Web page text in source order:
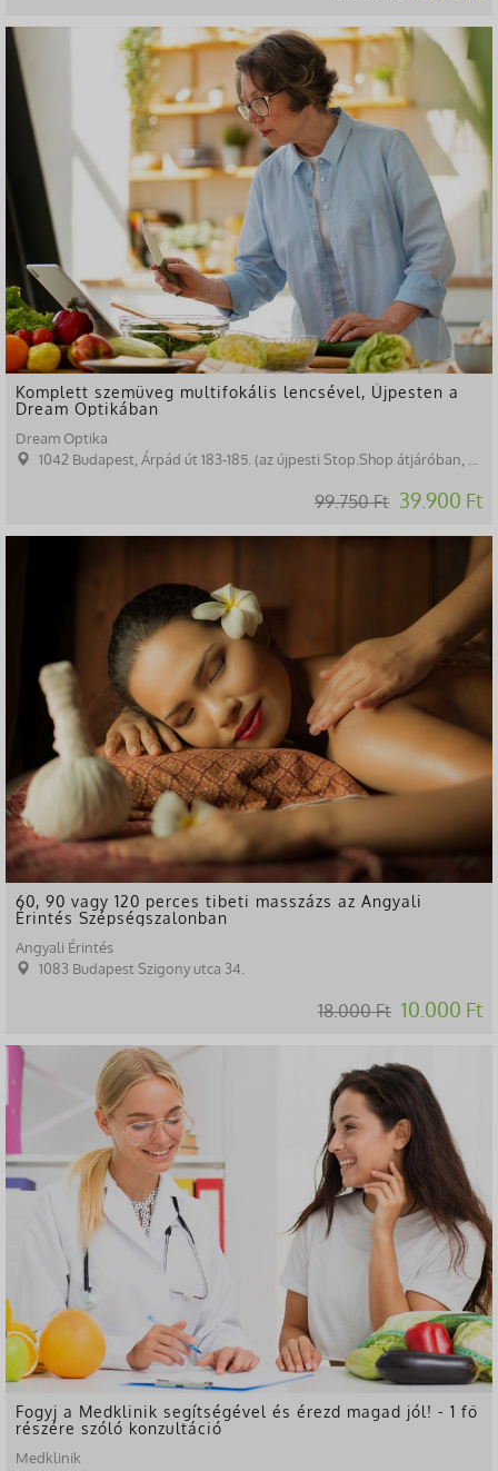
-60%
Komplett szemüveg multifokális lencsével, Újpesten a
Dream Optikában
Dream Optika
1042 Budapest, Árpád út 183-185. (az újpesti Stop.Shop átjáróban, a gyógyszertárral szemben)
99.750 Ft 39.900 Ft
60, 90 vagy 120 perces tibeti masszázs az Angyali
Érintés Szépségszalonban
Angyali Érintés
1083 Budapest Szigony utca 34.
18.000 Ft 10.000 Ft
-44%
Fogyj a Medklinik segítségével és érezd magad jól! - 1 fő
részére szóló konzultáció
Medklinik